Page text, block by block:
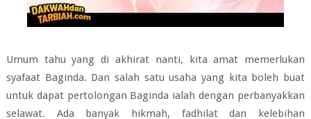
Umum tahu yang di akhirat nanti, kita amat memerlukan
syafaat Baginda. Dan salah satu usaha yang kita boleh buat
untuk dapat pertolongan Baginda ialah dengan perbanyakkan
selawat. Ada banyak hikmah, fadhilat dan kelebihan